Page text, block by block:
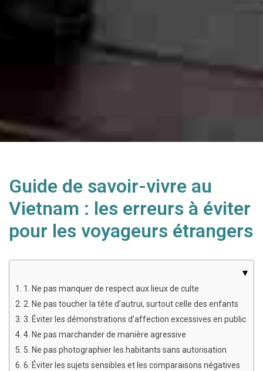
Guide de savoir-vivre au
Vietnam : les erreurs à éviter
pour les voyageurs étrangers
▾
1. 1. Ne pas manquer de respect aux lieux de culte
2. 2. Ne pas toucher la tête d’autrui, surtout celle des enfants
3. 3. Éviter les démonstrations d’affection excessives en public
4. 4. Ne pas marchander de manière agressive
5. 5. Ne pas photographier les habitants sans autorisation
6. 6. Éviter les sujets sensibles et les comparaisons négatives